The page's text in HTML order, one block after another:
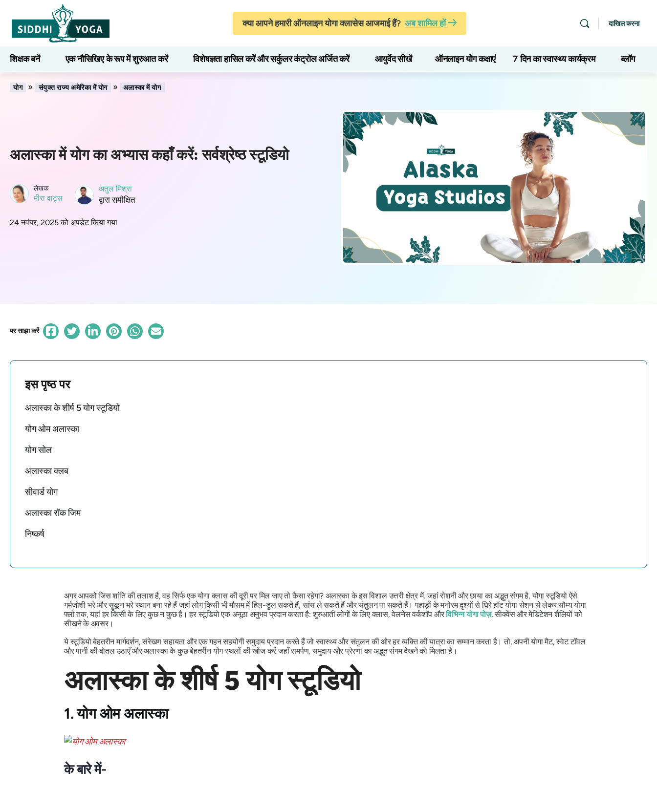
क्या आपने हमारी ऑनलाइन योगा क्लासेस आजमाई हैं? अब शामिल हों दाखिल करना
शिक्षक बनें एक नौसिखिए के रूप में शुरुआत करें विशेषज्ञता हासिल करें और सर्कुलर कंट्रोल अर्जित करें आयुर्वेद सीखें ऑनलाइन योग कक्षाएं 7 दिन का स्वास्थ्य कार्यक्रम ब्लॉग
सीखना
योग » संयुक्त राज्य अमेरिका में योग » अलास्का में योग
अलास्का में योग का अभ्यास कहाँ करें: सर्वश्रेष्ठ स्टूडियो
लेखक
मीरा वाट्स
अतुल मिश्रा
द्वारा समीक्षित
24 नवंबर, 2025 को अपडेट किया गया
पर साझा करें
इस पृष्ठ पर
अलास्का के शीर्ष 5 योग स्टूडियो
योग ओम अलास्का
योग सोल
अलास्का क्लब
सीवार्ड योग
अलास्का रॉक जिम
निष्कर्ष
अगर आपको जिस शांति की तलाश है, वह सिर्फ एक योगा क्लास की दूरी पर मिल जाए तो कैसा रहेगा? अलास्का के इस विशाल उत्तरी क्षेत्र में, जहां रोशनी और छाया का अद्भुत संगम है, योगा स्टूडियो ऐसे
गर्मजोशी भरे और सुकून भरे स्थान बना रहे हैं जहां लोग किसी भी मौसम में हिल-डुल सकते हैं, सांस ले सकते हैं और संतुलन पा सकते हैं। पहाड़ों के मनोरम दृश्यों से घिरे हॉट योगा सेशन से लेकर सौम्य योगा
फ्लो तक, यहां हर किसी के लिए कुछ न कुछ है। हर स्टूडियो एक अनूठा अनुभव प्रदान करता है: शुरुआती लोगों के लिए क्लास, वेलनेस वर्कशॉप औरविभिन्न योगा पोज़, सीक्वेंस और मेडिटेशन शैलियों को
सीखने के अवसर।
ये स्टूडियो बेहतरीन मार्गदर्शन, संरेखण सहायता और एक गहन सहयोगी समुदाय प्रदान करते हैं जो स्वास्थ्य और संतुलन की ओर हर व्यक्ति की यात्रा का सम्मान करता है। तो, अपनी योगा मैट, स्वेट टॉवल
और पानी की बोतल उठाएँ और अलास्का के कुछ बेहतरीन योग स्थलों की खोज करें जहाँ समर्पण, समुदाय और प्रेरणा का अद्भुत संगम देखने को मिलता है।
अलास्का के शीर्ष 5 योग स्टूडियो
1. योग ओम अलास्का
के बारे में-